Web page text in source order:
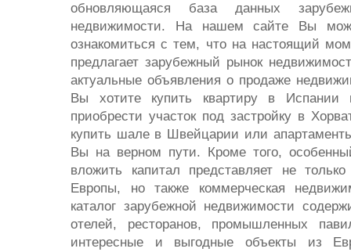
обновляющаяся база данных
недвижимости. На нашем сайте Вы
ознакомиться с тем, что на настоящий
предлагает зарубежный рынок
актуальные объявления о продаже
Вы хотите купить квартиру в
приобрести участок под застройку в
купить шале в Швейцарии или
Вы на верном пути. Кроме того,
вложить капитал представляет не
Европы, но также коммерческая
каталог зарубежной недвижимости
отелей, ресторанов, промышленных
интересные и выгодные объекты из